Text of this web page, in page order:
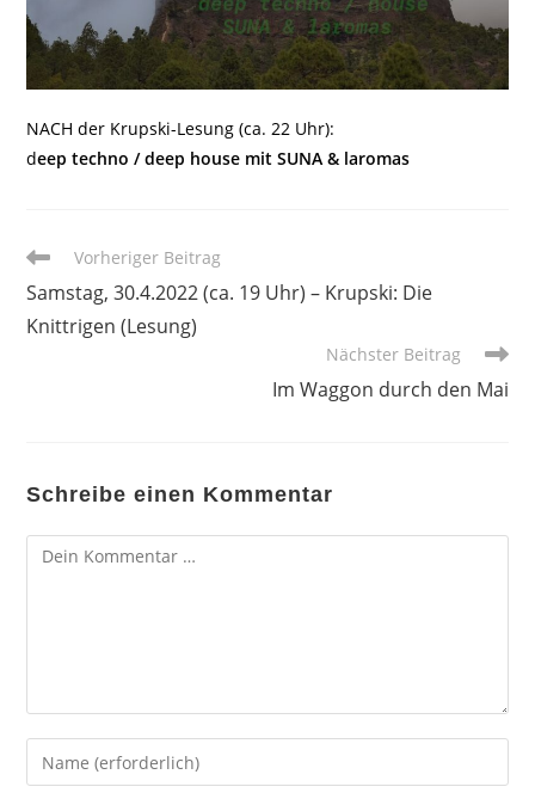
NACH der Krupski-Lesung (ca. 22 Uhr):
deep techno / deep house mit SUNA & laromas
Weitere
ansehen
Vorheriger Beitrag
Samstag, 30.4.2022 (ca. 19 Uhr) – Krupski: Die
Knittrigen (Lesung)
Nächster Beitrag
Im Waggon durch den Mai
Schreibe einen Kommentar
Kommentar
Gib
deinen